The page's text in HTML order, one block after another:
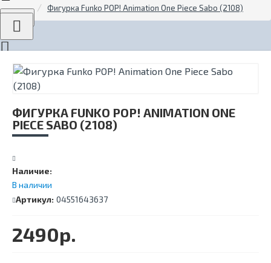
Menu
Фигурка Funko POP! Animation One Piece Sabo (2108)
ФИГУРКА FUNKO POP! ANIMATION ONE
PIECE SABO (2108)
Наличие:
В наличии
Артикул: 04551643637
2490р.